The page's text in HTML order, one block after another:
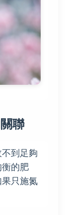
聯
到足夠
的肥
只施氮